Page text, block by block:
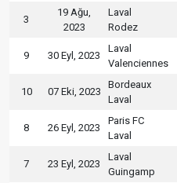
3
19 Ağu,
2023
Laval
Rodez
9 30 Eyl, 2023
Laval
Valenciennes
10 07 Eki, 2023
Bordeaux
Laval
8 26 Eyl, 2023
Paris FC
Laval
7 23 Eyl, 2023
Laval
Guingamp